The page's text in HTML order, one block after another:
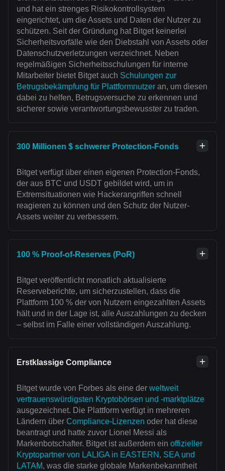
und hat ein strenges Risikokontrollsystem
eingerichtet, um die Assets und Daten der Nutzer zu
schützen. Seit der Gründung hat Bitget keinerlei
Sicherheitsvorfälle wie den Diebstahl von Assets oder
Datenschutzverletzungen verzeichnet. Neben
regelmäßigen Sicherheitsschulungen für interne
Mitarbeiter bietet Bitget auch Schulungen zur
Betrugsbekämpfung für Plattformnutzer an, um diesen
dabei zu helfen, Betrugsversuche zu erkennen und
sicherer sowie verantwortungsbewusster zu traden.
300 Millionen $ schwerer Protection-Fonds
Bitget verfügt über einen eigenen Protection-Fonds,
der aus BTC und USDT gebildet wird, um in
Extremsituationen wie Hackerangriffen schnell
reagieren zu können und den Schutz der Nutzer-
Assets weiter zu verbessern.
100 % Proof-of-Reserves (PoR)
Bitget veröffentlicht monatlich aktualisierte
Reserveberichte, um sicherzustellen, dass die
Plattform 100 % der von Nutzern eingezahlten Assets
hält und in der Lage ist, alle Auszahlungen zu decken
– selbst im Falle einer vollständigen Auszahlung.
Erstklassige Compliance
Bitget wurde von Forbes als eine der weltweit
vertrauenswürdigsten Kryptobörsen und -marktplätze
ausgezeichnet. Die Plattform verfügt in mehreren
Ländern über Compliance-Lizenzen oder hat diese
beantragt und hatte zuvor Lionel Messi als
Markenbotschafter. Bitget ist außerdem ein offizieller
Kryptopartner von LALIGA in EASTERN, SEA und
LATAM, was die starke globale Markenbekanntheit